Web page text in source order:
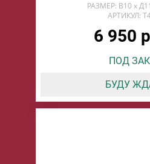
РАЗМЕР: В10 х
АРТИКУЛ:
6 950
ПОД
БУДУ